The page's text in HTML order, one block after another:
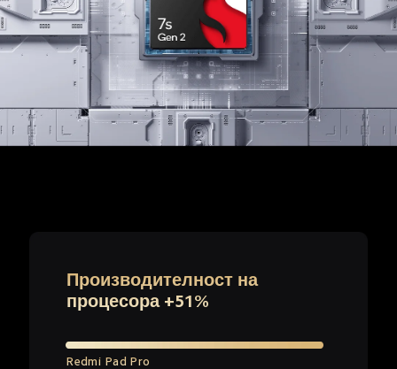
Производителност на
процесора +51%
Redmi Pad Pro